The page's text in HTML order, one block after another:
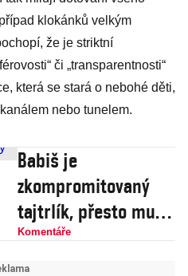
klokánků velkým
že je striktní
či „transparentnosti“
která se stará o nebohé děti,
nebo tunelem.
Babiš je
zkompromitovaný
tajtrlík, přesto mu
český buran fandí
Komentáře